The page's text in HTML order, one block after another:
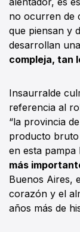
no ocurren de
que piensan y
desarrollan
compleja, tan
Insaurralde
referencia al
“la provincia
producto
en esta pampa
más
Buenos Aires,
corazón y el
años más de